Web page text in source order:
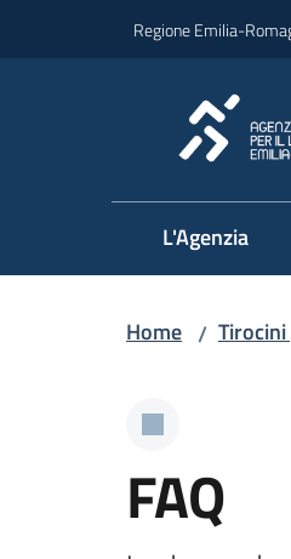
Regione Emilia-
L'Agenzia
Home /
FAQ